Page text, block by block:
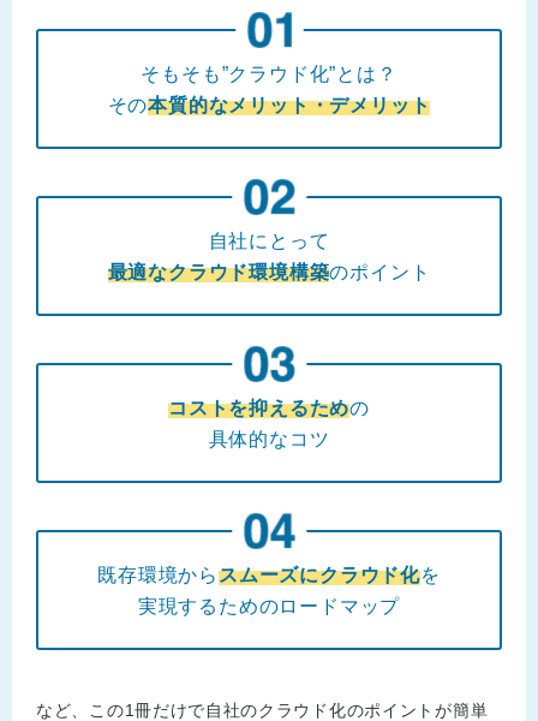
そもそも”クラウド化”とは？
その本質的なメリット・デメリット
自社にとって
最適なクラウド環境構築のポイント
コストを抑えるための
具体的なコツ
既存環境からスムーズにクラウド化を
実現するためのロードマップ
など、この1冊だけで自社のクラウド化のポイントが簡単